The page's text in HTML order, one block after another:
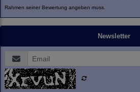
Rahmen seiner Bewertung angeben muss.
Newsletter